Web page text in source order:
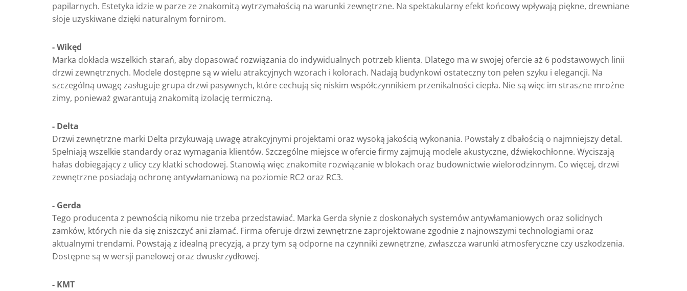
papilarnych. Estetyka idzie w parze ze znakomitą wytrzymałością na warunki zewnętrzne. Na spektakularny efekt końcowy wpływają piękne, drewniane
słoje uzyskiwane dzięki naturalnym fornirom.
- Wikęd
Marka dokłada wszelkich starań, aby dopasować rozwiązania do indywidualnych potrzeb klienta. Dlatego ma w swojej ofercie aż 6 podstawowych linii
drzwi zewnętrznych. Modele dostępne są w wielu atrakcyjnych wzorach i kolorach. Nadają budynkowi ostateczny ton pełen szyku i elegancji. Na
szczególną uwagę zasługuje grupa drzwi pasywnych, które cechują się niskim współczynnikiem przenikalności ciepła. Nie są więc im straszne mroźne
zimy, ponieważ gwarantują znakomitą izolację termiczną.
- Delta
Drzwi zewnętrzne marki Delta przykuwają uwagę atrakcyjnymi projektami oraz wysoką jakością wykonania. Powstały z dbałością o najmniejszy detal.
Spełniają wszelkie standardy oraz wymagania klientów. Szczególne miejsce w ofercie firmy zajmują modele akustyczne, dźwiękochłonne. Wyciszają
hałas dobiegający z ulicy czy klatki schodowej. Stanowią więc znakomite rozwiązanie w blokach oraz budownictwie wielorodzinnym. Co więcej, drzwi
zewnętrzne posiadają ochronę antywłamaniową na poziomie RC2 oraz RC3.
- Gerda
Tego producenta z pewnością nikomu nie trzeba przedstawiać. Marka Gerda słynie z doskonałych systemów antywłamaniowych oraz solidnych
zamków, których nie da się zniszczyć ani złamać. Firma oferuje drzwi zewnętrzne zaprojektowane zgodnie z najnowszymi technologiami oraz
aktualnymi trendami. Powstają z idealną precyzją, a przy tym są odporne na czynniki zewnętrzne, zwłaszcza warunki atmosferyczne czy uszkodzenia.
Dostępne są w wersji panelowej oraz dwuskrzydłowej.
- KMT